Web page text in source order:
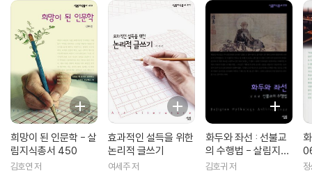
희망이 된 인문학 - 살
림지식총서 450
김호연 저
효과적인 설득을 위한
논리적 글쓰기
여세주 저
화두와 좌선 : 선불교
의 수행법 - 살림지식
총서 316
김호귀 저